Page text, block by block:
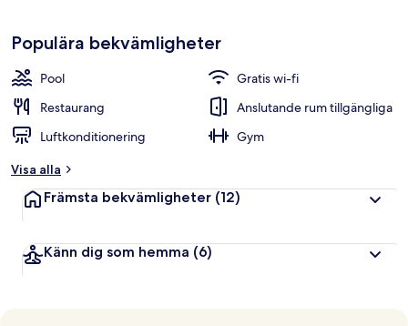
Populära bekvämligheter
Pool
Gratis wi-fi
Restaurang
Anslutande rum tillgängliga
Luftkonditionering
Gym
Visa alla
Främsta bekvämligheter (12)
Känn dig som hemma (6)